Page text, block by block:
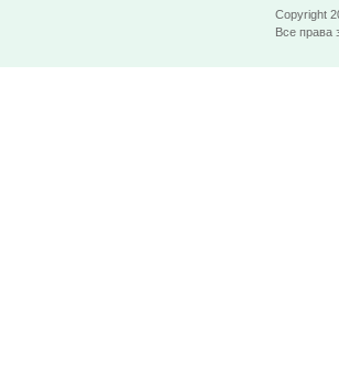
Copyright
Все права